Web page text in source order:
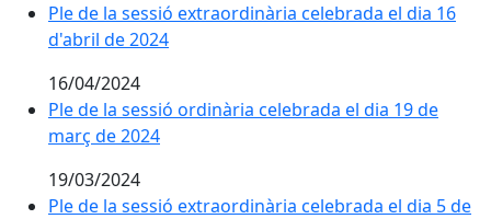
Ple de la sessió extraordinària celebrada el dia 16
d'abril de 2024
16/04/2024
Ple de la sessió ordinària celebrada el dia 19 de
març de 2024
19/03/2024
Ple de la sessió extraordinària celebrada el dia 5 de